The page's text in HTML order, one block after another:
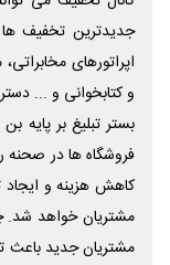
جدیدترین تخفیف ها
اپراتورهای
و کتابخوانی و ...
بستر تبلیغ بر پایه
فروشگاه ها در صحنه
کاهش هزینه و
مشتریان خواهد
مشتریان جدید باعث